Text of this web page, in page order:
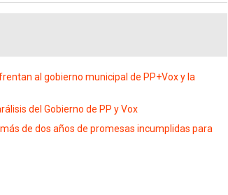
al gobierno municipal de PP+Vox y la
del Gobierno de PP y Vox
de dos años de promesas incumplidas para